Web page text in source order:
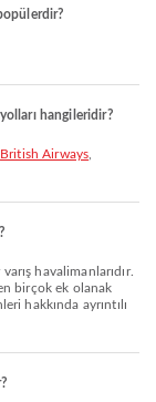
hangileridir?
British Airways
havalimanlarıdır.
birçok ek olanak
hakkında ayrıntılı